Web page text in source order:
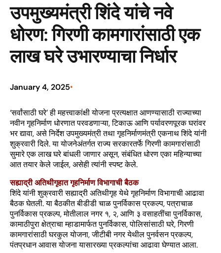
उपमुख्यमंत्री शिंदे यांचे नवे
धोरण: गिरणी कामगारांसाठी एक
लाख घरे उभारण्याचा निर्धार
January 4, 2025•
‘सर्वांसाठी घरे’ ही महत्त्वाकांक्षी योजना प्रत्यक्षात आणण्यासाठी राज्याच्या
नवीन गृहनिर्माण धोरणात परवडणाऱ्या, टिकाऊ आणि पर्यावरणपूरक घरांवर
भर द्यावा, असे निर्देश उपमुख्यमंत्री तथा गृहनिर्माणमंत्री एकनाथ शिंदे यांनी
शुक्रवारी दिले. या योजनेअंतर्गत राज्य सरकारतर्फे गिरणी कामगारांसाठी
सुमारे एक लाख घरे बांधली जाणार असून, संबंधित धोरण एका महिन्याच्या
आत तयार केले जाईल, असेही त्यांनी स्पष्ट केले.
सह्याद्री अतिथीगृहात गृहनिर्माण विभागाची बैठक
शिंदे यांनी शुक्रवारी सह्याद्री अतिथीगृह येथे गृहनिर्माण विभागाची आढावा
बैठक घेतली. या बैठकीत बीडीडी चाळ पुनर्विकास प्रकल्प, पत्राचाळ
पुनर्विकास प्रकल्प, मोतीलाल नगर १, २, आणि ३ वसाहतींचा पुनर्विकास,
कामाठीपुरा क्षेत्राचा म्हाडामार्फत पुनर्विकास, पोलिसांसाठी घरे, गिरणी
कामगारांसाठी घरकुल योजना, जीटीबी नगर येथील पुनर्वसन प्रकल्प,
पंतप्रधान आवास योजना यासारख्या प्रकल्पांचा आढावा घेण्यात आला.